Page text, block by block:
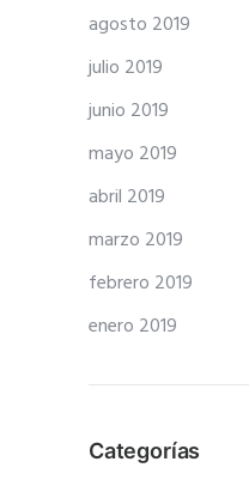
agosto 2019
julio 2019
junio 2019
mayo 2019
abril 2019
marzo 2019
febrero 2019
enero 2019
Categorías